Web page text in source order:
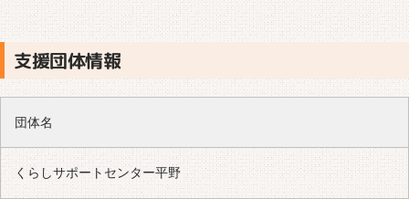
支援団体情報
団体名
くらしサポートセンター平野